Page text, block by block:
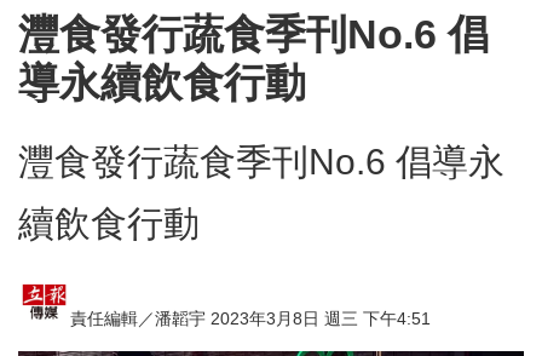
灃食發行蔬食季刊No.6 倡
導永續飲食行動
灃食發行蔬食季刊No.6 倡導永
續飲食行動
責任編輯／潘韜宇 2023年3月8日 週三 下午4:51